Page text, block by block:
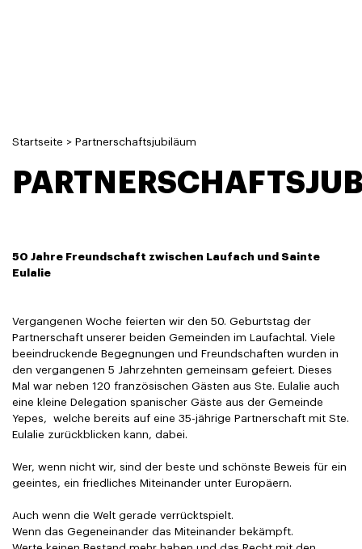
Startseite > Partnerschaftsjubiläum
50 Jahre Freundschaft zwischen Laufach und Sainte
Eulalie
Vergangenen Woche feierten wir den 50. Geburtstag der
Partnerschaft unserer beiden Gemeinden im Laufachtal. Viele
beeindruckende Begegnungen und Freundschaften wurden in
den vergangenen 5 Jahrzehnten gemeinsam gefeiert. Dieses
Mal war neben 120 französischen Gästen aus Ste. Eulalie auch
eine kleine Delegation spanischer Gäste aus der Gemeinde
Yepes, welche bereits auf eine 35-jährige Partnerschaft mit Ste.
Eulalie zurückblicken kann, dabei.
Wer, wenn nicht wir, sind der beste und schönste Beweis für ein
geeintes, ein friedliches Miteinander unter Europäern.
Auch wenn die Welt gerade verrücktspielt.
Wenn das Gegeneinander das Miteinander bekämpft.